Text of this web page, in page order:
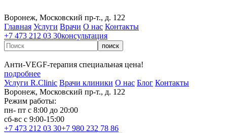
Воронеж, Московский пр-т., д. 122
Главная Услуги Врачи О нас Контакты
+7 473 212 03 30консультация
Анти‑VEGF‑терапия специальная цена!
подробнее
Услуги R.Clinic Врачи клиники О нас Блог Контакты
Воронеж, Московский пр-т., д. 122
Режим работы:
пн- пт с 8:00 до 20:00
сб-вс с 9:00-15:00
+7 473 212 03 30+7 980 232 78 86